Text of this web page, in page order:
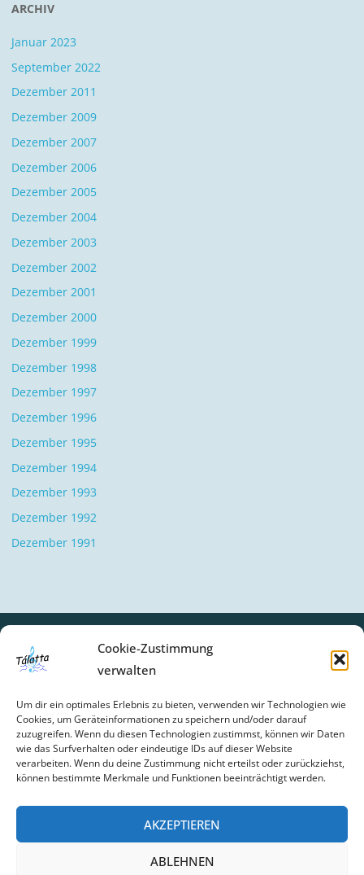
Cookie-Zustimmung
verwalten
Um dir ein optimales Erlebnis zu bieten, verwenden wir Technologien wie
Cookies, um Geräteinformationen zu speichern und/oder darauf
zuzugreifen. Wenn du diesen Technologien zustimmst, können wir Daten
wie das Surfverhalten oder eindeutige IDs auf dieser Website
verarbeiten. Wenn du deine Zustimmung nicht erteilst oder zurückziehst,
können bestimmte Merkmale und Funktionen beeinträchtigt werden.
AKZEPTIEREN
ABLEHNEN
ARCHIV
Januar 2023
September 2022
Dezember 2011
Dezember 2009
Dezember 2007
Dezember 2006
Dezember 2005
Dezember 2004
Dezember 2003
Dezember 2002
Dezember 2001
Dezember 2000
Dezember 1999
Dezember 1998
Dezember 1997
Dezember 1996
Dezember 1995
Dezember 1994
Dezember 1993
Dezember 1992
Dezember 1991
BIBERBACH CHOR-UPDATE FEIER GESCHICHTE
GOTTESDIENSTE NEWS
©2022 Talatta